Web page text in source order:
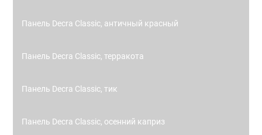
Панель Decra Classic, античный красный
Панель Decra Classic, терракота
Панель Decra Classic, тик
Панель Decra Classic, осенний каприз